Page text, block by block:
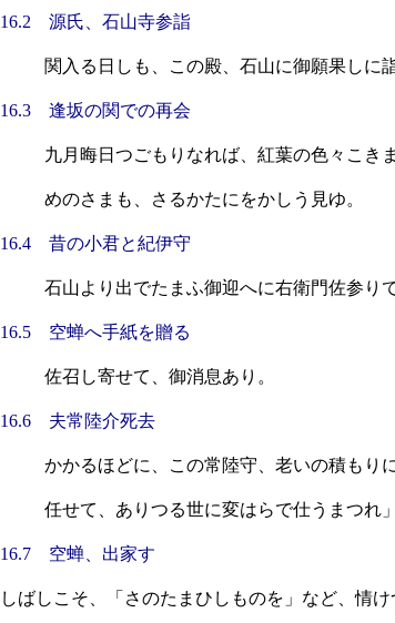
16.2 源氏、石山寺参詣
関入る日しも、この殿、石山に御願果しに
16.3 逢坂の関での再会
九月晦日つごもりなれば、紅葉の色々こき
めのさまも、さるかたにをかしう見ゆ。
16.4 昔の小君と紀伊守
石山より出でたまふ御迎へに右衛門佐参り
16.5 空蝉へ手紙を贈る
佐召し寄せて、御消息あり。
16.6 夫常陸介死去
かかるほどに、この常陸守、老いの積もりにや、悩ま
16.7 空蝉、出家す
しばしこそ、「さのたまひしものを」など、情